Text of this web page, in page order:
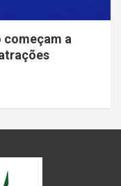
começam a